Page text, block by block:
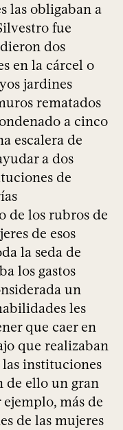
las obligaban a
fue
dos
en la cárcel o
jardines
rematados
a cinco
escalera de
a dos
de
de los rubros de
de esos
la seda de
los gastos
un
les
que caer en
que realizaban
instituciones
de ello un gran
más de
de las mujeres